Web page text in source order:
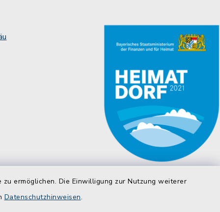
ermöglichen. Die Einwilligung zur Nutzung weiterer
Datenschutzhinweisen.